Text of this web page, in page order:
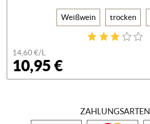
Weißwein trocken
14,60 €/L
10,95 €
ZAHLUNGSARTEN